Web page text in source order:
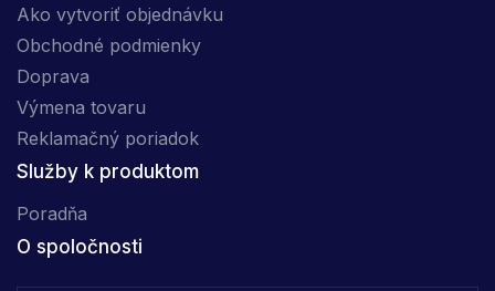
Ako vytvoriť objednávku
Obchodné podmienky
Doprava
Výmena tovaru
Reklamačný poriadok
Služby k produktom
Poradňa
O spoločnosti